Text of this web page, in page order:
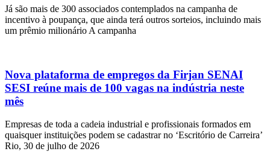
Já são mais de 300 associados contemplados na campanha de
incentivo à poupança, que ainda terá outros sorteios, incluindo mais
um prêmio milionário A campanha
Nova plataforma de empregos da Firjan SENAI
SESI reúne mais de 100 vagas na indústria neste
mês
Empresas de toda a cadeia industrial e profissionais formados em
quaisquer instituições podem se cadastrar no ‘Escritório de Carreira’
Rio, 30 de julho de 2026